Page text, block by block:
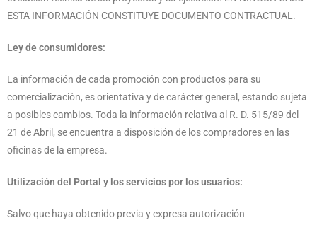
ESTA INFORMACIÓN CONSTITUYE DOCUMENTO CONTRACTUAL.
Ley de consumidores:
La información de cada promoción con productos para su
comercialización, es orientativa y de carácter general, estando sujeta
a posibles cambios. Toda la información relativa al R. D. 515/89 del
21 de Abril, se encuentra a disposición de los compradores en las
oficinas de la empresa.
Utilización del Portal y los servicios por los usuarios:
Salvo que haya obtenido previa y expresa autorización